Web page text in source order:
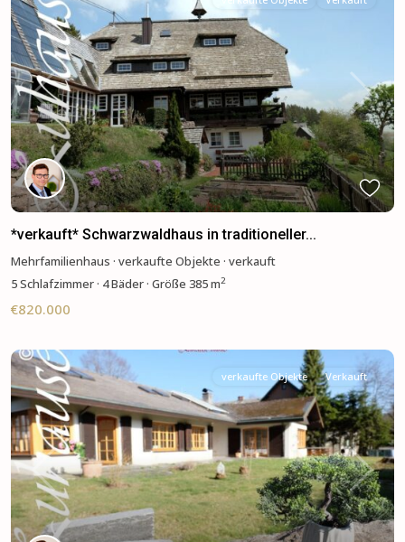
Previous Next
*verkauft* Schwarzwaldhaus in traditioneller...
Mehrfamilienhaus · verkaufte Objekte · verkauft
5Schlafzimmer· 4 Bäder· Größe 385 m2
€820.000
Previous Next
verkaufte Objekte Verkauft